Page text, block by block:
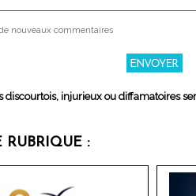
nouveaux commentaires
discourtois, injurieux ou diffamatoires
: